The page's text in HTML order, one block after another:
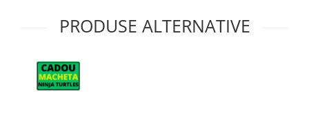
PRODUSE ALTERNATIVE